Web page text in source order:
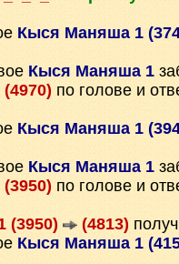
Кыся Маняша 1
Кыся Маняша 1
(4970) по голове и
Кыся Маняша 1
Кыся Маняша 1
(3950) по голове и
(3950) (4813)
Кыся Маняша 1